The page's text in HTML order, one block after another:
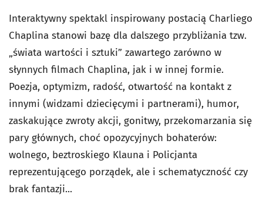
Interaktywny spektakl inspirowany postacią Charliego
Chaplina stanowi bazę dla dalszego przybliżania tzw.
„świata wartości i sztuki” zawartego zarówno w
słynnych filmach Chaplina, jak i w innej formie.
Poezja, optymizm, radość, otwartość na kontakt z
innymi (widzami dziecięcymi i partnerami), humor,
zaskakujące zwroty akcji, gonitwy, przekomarzania się
pary głównych, choć opozycyjnych bohaterów:
wolnego, beztroskiego Klauna i Policjanta
reprezentującego porządek, ale i schematyczność czy
brak fantazji...